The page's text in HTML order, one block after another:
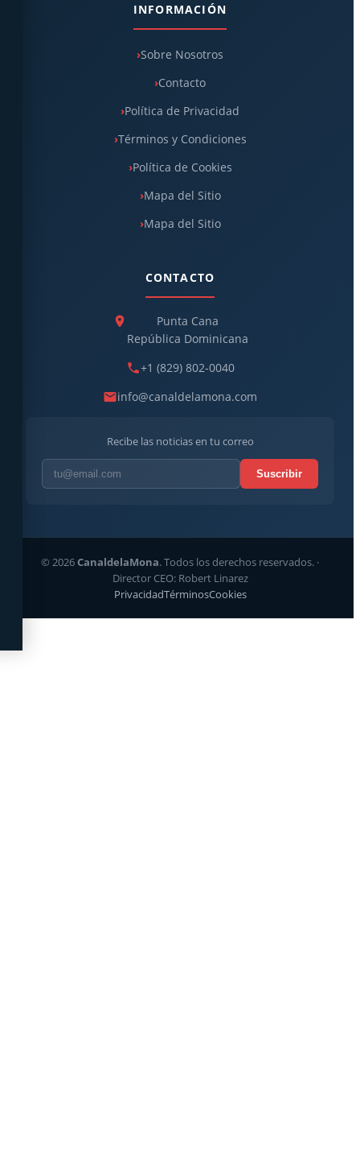
INFORMACIÓN
Sobre Nosotros
Contacto
Política de Privacidad
Términos y Condiciones
Política de Cookies
Mapa del Sitio
Mapa del Sitio
CONTACTO
Punta Cana
República Dominicana
+1 (829) 802-0040
info@canaldelamona.com
Recibe las noticias en tu correo
Suscribir
© 2026CanaldelaMona. Todos los derechos reservados. ·
Director CEO: Robert Linarez
PrivacidadTérminosCookies